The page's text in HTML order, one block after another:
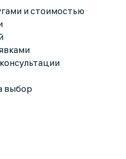
и стоимостью
выбор